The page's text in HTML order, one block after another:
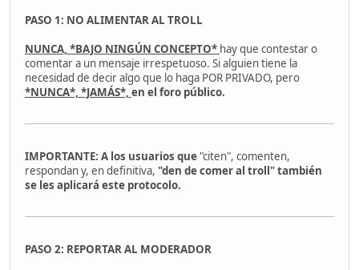
PASO 1: NO ALIMENTAR AL TROLL
NUNCA, *BAJO NINGÚN CONCEPTO* hay que contestar o
comentar a un mensaje irrespetuoso. Si alguien tiene la
necesidad de decir algo que lo haga POR PRIVADO, pero
*NUNCA*, *JAMÁS*, en el foro público.
IMPORTANTE: A los usuarios que "citen", comenten,
respondan y, en definitiva, "den de comer al troll" también
se les aplicará este protocolo.
PASO 2: REPORTAR AL MODERADOR